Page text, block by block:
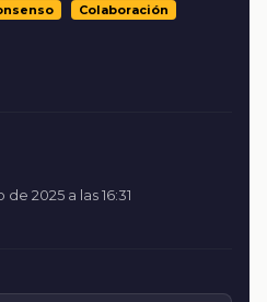
Colaboración
2025 a las 16:31